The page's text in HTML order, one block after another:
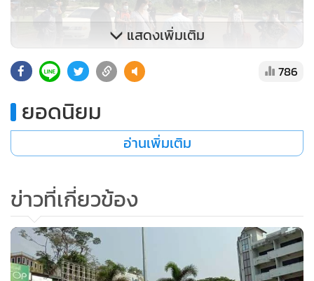
สำหรับคนไทยที่ได้ลงทะเบียนกลับผ่านทางด่านชายแดนแม่สาย
วันนี้มีจำนวน 9 คน แต่เดินทางเข้ามาตามกำหนดเวลาเพียง 8
คน เป็นชาย 3 คน และหญิง 5 คน ซึ่งทั้งหมดได้รับการตรวจ
และถูกนำตัวไปยังโรงแรมแห่งหนึ่งในเขต อ.เมืองเชียงราย เพื่อ
กักตัวดูอาการเป็นเวลา 14 วัน และในวันที่ 24 เม.ย.ยังจะมีคน
ไทยที่ลงทะเบียนเอาไว้จะเดินทางกลับมาอีกจำนวน 4 ราย
แสดงเพิ่มเติม
786
ยอดนิยม
อ่านเพิ่มเติม
ข่าวที่เกี่ยวข้อง